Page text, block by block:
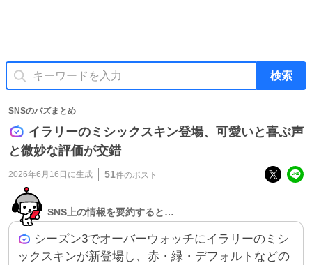
検索
SNSのバズまとめ
イラリーのミシックスキン登場、可愛いと喜ぶ声
と微妙な評価が交錯
2026年6月16日 に生成 51件のポスト
SNS上の情報を要約すると…
シーズン3でオーバーウォッチにイラリーのミシ
ックスキンが新登場し、赤・緑・デフォルトなどの